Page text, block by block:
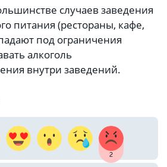
случаев заведения
питания (рестораны, кафе,
под ограничения
алкоголь
внутри заведений.
2